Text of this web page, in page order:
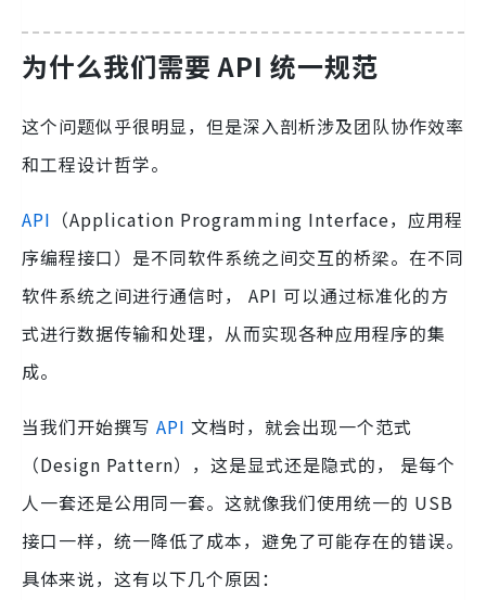
为什么我们需要 API 统一规范
这个问题似乎很明显，但是深入剖析涉及团队协作效率
和工程设计哲学。
API （Application Programming Interface，应用程
序编程接口）是不同软件系统之间交互的桥梁。在不同
软件系统之间进行通信时， API 可以通过标准化的方
式进行数据传输和处理，从而实现各种应用程序的集
成。
当我们开始撰写 API 文档时，就会出现一个范式
（Design Pattern），这是显式还是隐式的， 是每个
人一套还是公用同一套。这就像我们使用统一的 USB
接口一样，统一降低了成本，避免了可能存在的错误。
具体来说，这有以下几个原因：